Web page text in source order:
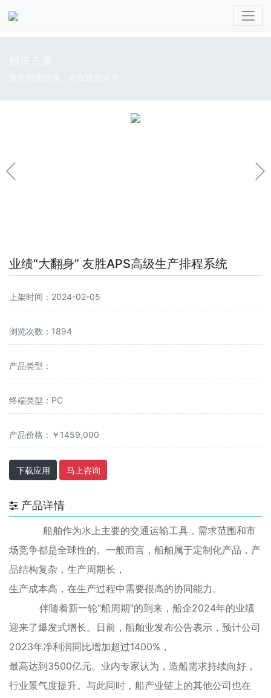
业绩“大翻身” 友胜APS高级生产排程系统
上架时间：2024-02-05
浏览次数：1894
产品类型：
终端类型：PC
产品价格：￥1459,000
下载应用 马上咨询
产品详情
船舶作为水上主要的交通运输工具，需求范围和市
场竞争都是全球性的。一般而言，船舶属于定制化产品，产
品结构复杂，生产周期长，
生产成本高，在生产过程中需要很高的协同能力。
伴随着新一轮“船周期”的到来，船企2024年的业绩
迎来了爆发式增长。日前，船舶业发布公告表示，预计公司
2023年净利润同比增加超过1400%，
最高达到3500亿元。业内专家认为，造船需求持续向好，
行业景气度提升。与此同时，船产业链上的其他公司也在